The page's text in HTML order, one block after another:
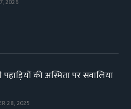
2026
पहाड़ियों की अस्मिता पर सवालिया
28, 2025